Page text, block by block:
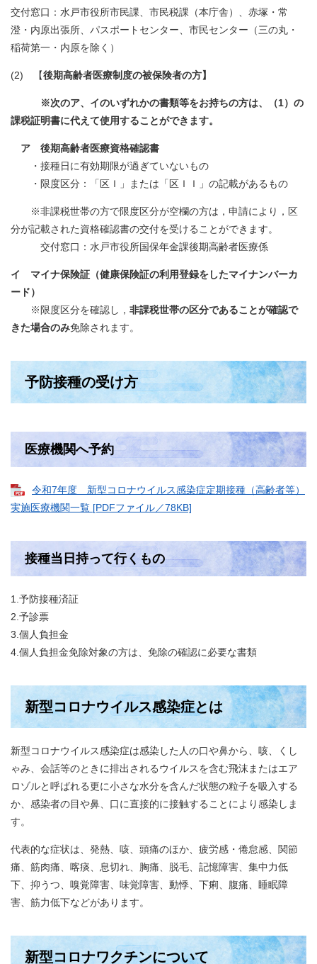
交付窓口：水戸市役所市民課、市民税課（本庁舎）、赤塚・常
澄・内原出張所、パスポートセンター、市民センター（三の丸・
稲荷第一・内原を除く）
(2) 【後期高齢者医療制度の被保険者の方】
※次のア、イのいずれかの書類等をお持ちの方は、（1）の
課税証明書に代えて使用することができます。​
ア 後期高齢者医療資格確認書
・接種日に有効期限が過ぎていないもの
・限度区分：「区Ｉ」または「区ＩＩ」の記載があるもの
※非課税世帯の方で限度区分が空欄の方は，申請により，区
分が記載された資格確認書の交付を受けることができます。
交付窓口：水戸市役所国保年金課後期高齢者医療係
イ マイナ保険証（健康保険証の利用登録をしたマイナンバーカ
ード）
※限度区分を確認し， 非課税世帯の区分であることが確認で
きた場合のみ免除されます。
予防接種の受け方
医療機関へ予約
令和7年度 新型コロナウイルス感染症定期接種（高齢者等）
実施医療機関一覧 [PDFファイル／78KB]
接種当日持って行くもの
1.予防接種済証
2.予診票
3.個人負担金
4.個人負担金免除対象の方は、免除の確認に必要な書類
新型コロナウイルス感染症とは
新型コロナウイルス感染症は感染した人の口や鼻から、咳、くし
ゃみ、会話等のときに排出されるウイルスを含む飛沫またはエア
ロゾルと呼ばれる更に小さな水分を含んだ状態の粒子を吸入する
か、感染者の目や鼻、口に直接的に接触することにより感染しま
す。
代表的な症状は、発熱、咳、頭痛のほか、疲労感・倦怠感、関節
痛、筋肉痛、喀痰、息切れ、胸痛、脱毛、記憶障害、集中力低
下、抑うつ、嗅覚障害、味覚障害、動悸、下痢、腹痛、睡眠障
害、筋力低下などがあります。
新型コロナワクチンについて